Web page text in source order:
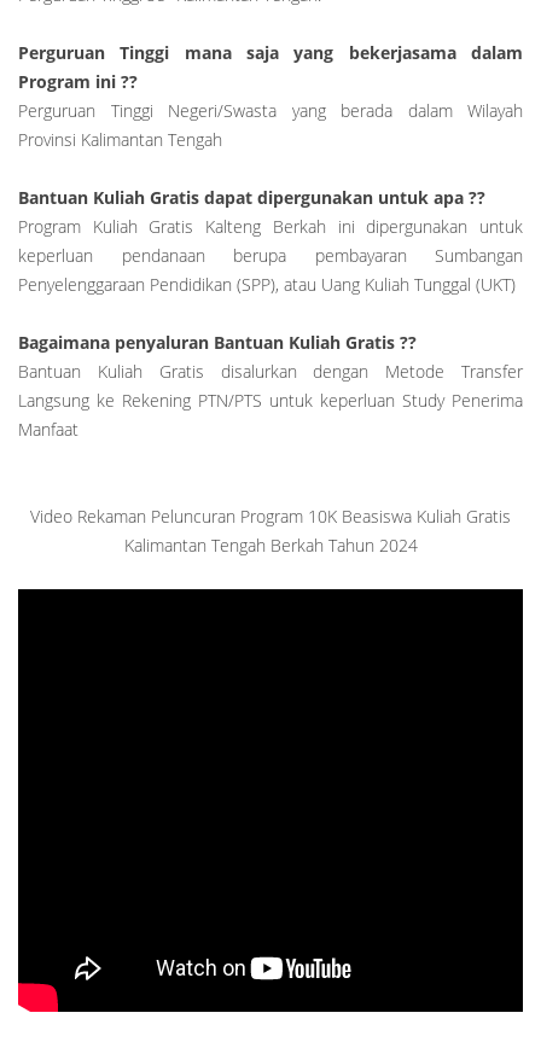
Perguruan Tinggi mana saja yang bekerjasama dalam
Program ini ??
Perguruan Tinggi Negeri/Swasta yang berada dalam Wilayah
Provinsi Kalimantan Tengah
Bantuan Kuliah Gratis dapat dipergunakan untuk apa ??
Program Kuliah Gratis Kalteng Berkah ini dipergunakan untuk
keperluan pendanaan berupa pembayaran Sumbangan
Penyelenggaraan Pendidikan (SPP), atau Uang Kuliah Tunggal (UKT)
Bagaimana penyaluran Bantuan Kuliah Gratis ??
Bantuan Kuliah Gratis disalurkan dengan Metode Transfer
Langsung ke Rekening PTN/PTS untuk keperluan Study Penerima
Manfaat
Video Rekaman Peluncuran Program 10K Beasiswa Kuliah Gratis
Kalimantan Tengah Berkah Tahun 2024